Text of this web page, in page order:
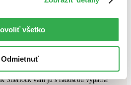
všetko
Odmietnuť
Gora
zadaným podmienkam.
výraz.
knihu?
Sherlock vám ju s radosťou vypátra!